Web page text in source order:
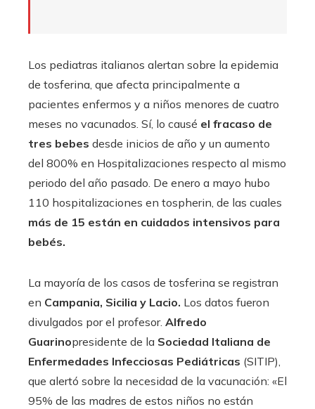
Los pediatras italianos alertan sobre la epidemia
de tosferina, que afecta principalmente a
pacientes enfermos y a niños menores de cuatro
meses no vacunados. Sí, lo causé el fracaso de
tres bebes desde inicios de año y un aumento
del 800% en Hospitalizaciones respecto al mismo
periodo del año pasado. De enero a mayo hubo
110 hospitalizaciones en tospherin, de las cuales
más de 15 están en cuidados intensivos para
bebés.
La mayoría de los casos de tosferina se registran
en Campania, Sicilia y Lacio. Los datos fueron
divulgados por el profesor. Alfredo
Guarinopresidente de la Sociedad Italiana de
Enfermedades Infecciosas Pediátricas (SITIP),
que alertó sobre la necesidad de la vacunación: «El
95% de las madres de estos niños no están